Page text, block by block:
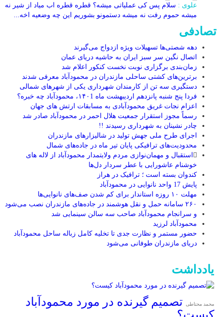
علوی : سلام پس کی عملیاتی میشه؟ قطره قطره اب میاد از شیر نه
میشه حموم رفت نه میشه دستمونو بشوریم این چه وضعیه اخه...
تصادفی
دهه شصتی‌ها تسهیلات ویژه ازدواج می‌گیرند
اتصال نگین سر سبز ایران به حاشیه دریای عمان
زمان‌بندی برگزاری نوبت نخست کنکور اعلام شد
برترین‌های کشتی ساحلی مازندران در محمودآباد معرفی شدند
دستگیری سه تن از کارمندان شهرداری یکی از شهرهای شمالی
فردا پنج شنبه پانزدهم اردیبهشت ماه ۱۴۰1، محمودآباد چه خبره؟
اعزام نجات غریق محمودآبادی به مسابقات ارتش های جهان
رسماً مجوز استقرار جمعیت هلال احمر در محمودآباد صادر شد
چادر نشینان به شهرداری رسیدند !!
اجرای طرح ملی جهش تولید در شالیزار‌های مازندران
محدودیت‌های ترافیکی پایان تیر ماه در جاده‌های شمال
استقبال و مهمان‌نوازی مردم ولایتمدار محمودآباد از لاله های
خوشنام عاشورایی با عطر سردار دل‌ها
کندوان بسته است ؛ ترافیک در هراز
پایش 17 واحد نانوایی در محمودآباد
مهلت ۱۰ روزه استاندار برای کم شدن صف‌های نانوایی‌ها
۲۶۰ سامانه حمل و نقل هوشمند در جاده‌های مازندران نصب می‌شود
و سرانجام محمودآباد صاحب سه سالن سینمایی شد
محمودآباد لرزید
حضور مستمر و نظارت جدی تا تخلیه کامل زباله ساحل محمودآباد
دریای مازندران طوفانی می‌شود
یادداشت
محمد محتاطی
تصمیم گیرنده در مورد محمودآباد